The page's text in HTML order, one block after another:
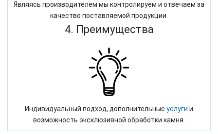
Являясь производителем мы контролируем и отвечаем за
качество поставляемой продукции.
4. Преимущества
Индивидуальный подход, дополнительные услуги и
возможность эксклюзивной обработки камня.